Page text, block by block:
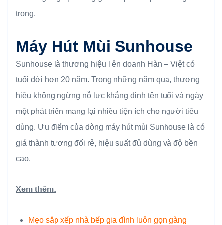
trọng.
Máy Hút Mùi Sunhouse
Sunhouse là thương hiệu liên doanh Hàn – Việt có
tuổi đời hơn 20 năm. Trong những năm qua, thương
hiệu không ngừng nỗ lực khẳng định tên tuổi và ngày
một phát triển mang lại nhiều tiện ích cho người tiêu
dùng. Ưu điểm của dòng máy hút mùi Sunhouse là có
giá thành tương đối rẻ, hiệu suất đủ dùng và độ bền
cao.
Xem thêm:
Mẹo sắp xếp nhà bếp gia đình luôn gọn gàng